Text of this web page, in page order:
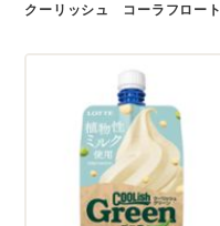
クーリッシュ コーラフロート